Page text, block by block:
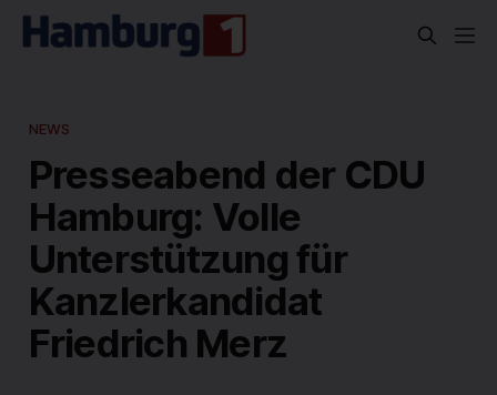
NEWS
Presseabend der CDU
Hamburg: Volle
Unterstützung für
Kanzlerkandidat
Friedrich Merz